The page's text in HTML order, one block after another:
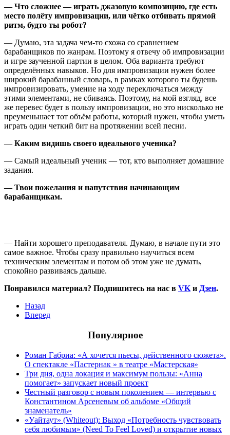
— Что сложнее — играть джазовую композицию, где есть
место полёту импровизации, или чётко отбивать прямой
ритм, будто ты робот?
— Думаю, эта задача чем-то схожа со сравнением
барабанщиков по жанрам. Поэтому я отвечу об импровизации
и игре заученной партии в целом. Оба варианта требуют
определённых навыков. Но для импровизации нужен более
широкий барабанный словарь, в рамках которого ты будешь
импровизировать, умение на ходу переключаться между
этими элементами, не сбиваясь. Поэтому, на мой взгляд, все
же перевес будет в пользу импровизации, но это нисколько не
преуменьшает тот объём работы, который нужен, чтобы уметь
играть один четкий бит на протяжении всей песни.
— Каким видишь своего идеального ученика?
— Cамый идеальный ученик — тот, кто выполняет домашние
задания.
— Твои пожелания и напутствия начинающим
барабанщикам.
— Найти хорошего преподавателя. Думаю, в начале пути это
самое важное. Чтобы сразу правильно научиться всем
техническим элементам и потом об этом уже не думать,
спокойно развиваясь дальше.
Понравился материал? Подпишитесь на нас в VKи Дзен.
Назад
Вперед
Популярное
Роман Габриа: «А хочется пьесы, действенного сюжета».
О спектакле «Пастернак » в театре «Мастерская»
Три дня, одна локация и максимум пользы: «Анна
помогает» запускает новый проект
Честный разговор с новым поколением — интервью с
Константином Арсеневым об альбоме «Общий
знаменатель»
«Уайтаут» (Whiteout): Выход «Потребность чувствовать
себя любимым» (Need To Feel Loved) и открытие новых